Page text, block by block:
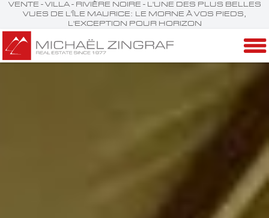
VENTE - VILLA - RIVIÈRE NOIRE - L'UNE DES PLUS BELLES
VUES DE L'ÎLE MAURICE: LE MORNE À VOS PIEDS,
L'EXCEPTION POUR HORIZON